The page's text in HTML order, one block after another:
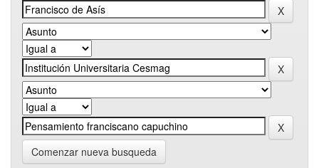
Comenzar nueva busqueda